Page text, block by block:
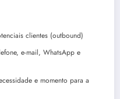
clientes (outbound)
e-mail, WhatsApp e
e momento para a